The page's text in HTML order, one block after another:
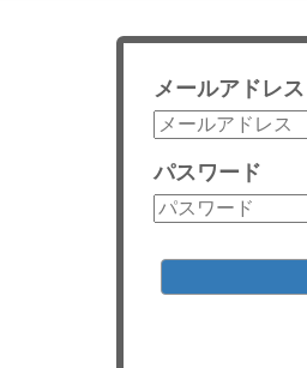
メールアドレス
パスワード